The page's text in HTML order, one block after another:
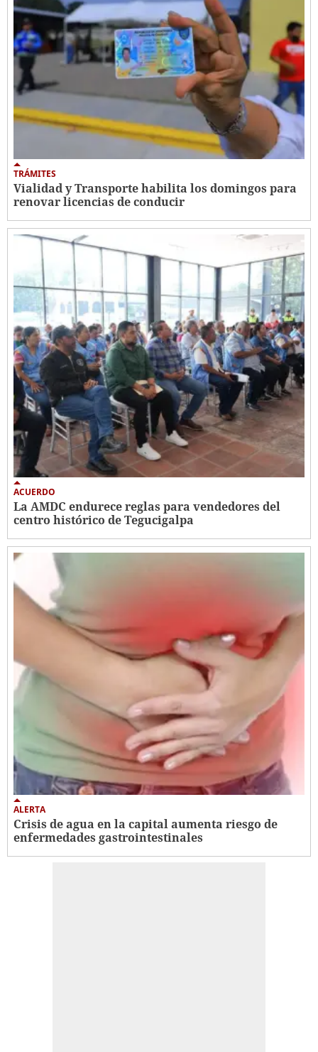
TRÁMITES
Vialidad y Transporte habilita los domingos para
renovar licencias de conducir
ACUERDO
La AMDC endurece reglas para vendedores del
centro histórico de Tegucigalpa
ALERTA
Crisis de agua en la capital aumenta riesgo de
enfermedades gastrointestinales